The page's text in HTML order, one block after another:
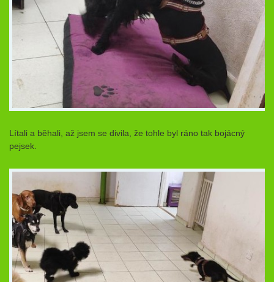
Lítali a běhali, až jsem se divila, že tohle byl ráno tak bojácný
pejsek.